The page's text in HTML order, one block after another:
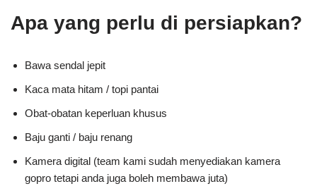
Apa yang perlu di persiapkan?
Bawa sendal jepit
Kaca mata hitam / topi pantai
Obat-obatan keperluan khusus
Baju ganti / baju renang
Kamera digital (team kami sudah menyediakan kamera
gopro tetapi anda juga boleh membawa juta)